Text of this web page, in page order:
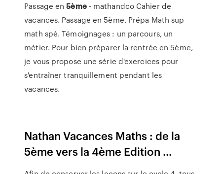
Passage en5ème- mathandco Cahier de
vacances. Passage en 5ème. Prépa Math sup
math spé. Témoignages : un parcours, un
métier. Pour bien préparer la rentrée en 5ème,
je vous propose une série d'exercices pour
s'entraîner tranquillement pendant les
vacances.
Nathan Vacances Maths : de la
5ème vers la 4ème Edition ...